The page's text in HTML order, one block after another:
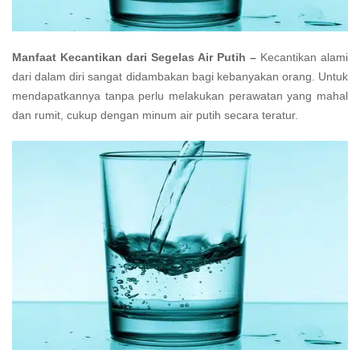
Manfaat Kecantikan dari Segelas Air Putih – Kecantikan alami
dari dalam diri sangat didambakan bagi kebanyakan orang. Untuk
mendapatkannya tanpa perlu melakukan perawatan yang mahal
dan rumit, cukup dengan minum air putih secara teratur.